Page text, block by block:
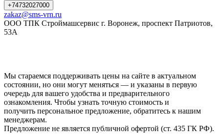
+74732027000
zakaz@sms-vrn.ru
ООО ТПК Строймашсервис г. Воронеж, проспект Патриотов,
53А
Мы стараемся поддерживать цены на сайте в актуальном
состоянии, но они могут меняться — и указаны в первую
очередь для вашего удобства и предварительного
ознакомления. Чтобы узнать точную стоимость и
получить персональное предложение, обратитесь к нашим
менеджерам.
Предложение не является публичной офертой (ст. 435 ГК РФ).